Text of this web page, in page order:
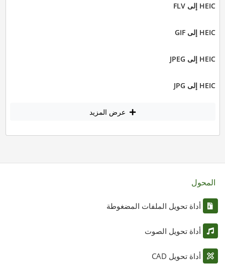
HEIC إلى FLV
HEIC إلى GIF
HEIC إلى JPEG
HEIC إلى JPG
عرض المزيد
المحول
أداة تحويل الملفات المضغوطة
أداة تحويل الصوت
أداة تحويل CAD